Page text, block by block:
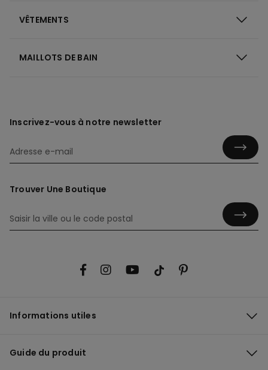
VÊTEMENTS
MAILLOTS DE BAIN
Inscrivez-vous à notre newsletter
Trouver Une Boutique
Informations utiles
Guide du produit